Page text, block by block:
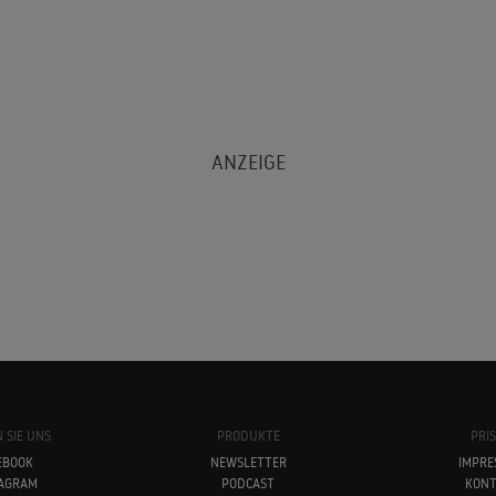
SIE UNS
PRODUKTE
NEWSLETTER
PODCAST